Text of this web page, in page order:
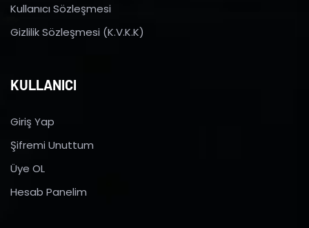
Kullanıcı Sözleşmesi
Gizlilik Sözleşmesi (K.V.K.K)
KULLANICI
Giriş Yap
Şifremi Unuttum
Üye OL
Hesab Panelim